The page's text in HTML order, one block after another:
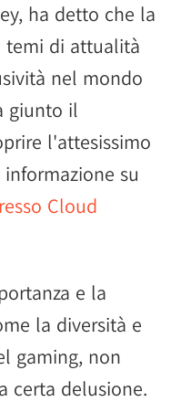
ha detto che la
temi di attualità
nel mondo
giunto il
l'attesissimo
su
Cloud
e la
la diversità e
gaming, non
certa delusione.